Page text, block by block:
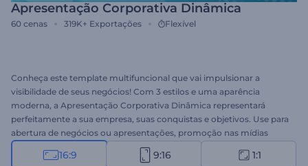
Apresentação Corporativa Dinâmica
60 cenas 319K+ Exportações Flexível
Conheça este template multifuncional que vai impulsionar a
visibilidade de seus negócios! Com 3 estilos e uma aparência
moderna, a Apresentação Corporativa Dinâmica representará
perfeitamente a sua empresa, suas conquistas e objetivos. Use para
abertura de negócios ou apresentações, promoção nas mídias
sociais e muitos outros projetos profissionais. Experimente hoje
mesmo!
16:9 9:16 1:1